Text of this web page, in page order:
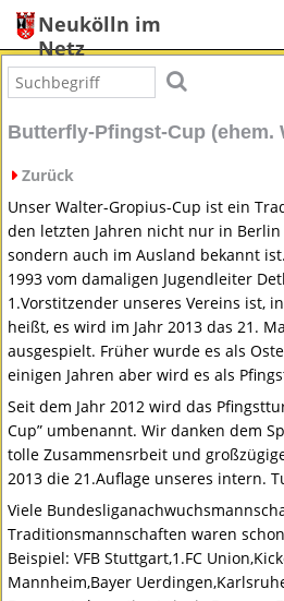
Neukölln im
Netz
Butterfly-Pfingst-Cup (ehem.
Zurück
Unser Walter-Gropius-Cup ist ein
den letzten Jahren nicht nur in
sondern auch im Ausland bekannt
1993 vom damaligen Jugendleiter
1.Vorstitzender unseres Vereins ist,
heißt, es wird im Jahr 2013 das 21.
ausgespielt. Früher wurde es als
einigen Jahren aber wird es als
Seit dem Jahr 2012 wird das
Cup” umbenannt. Wir danken dem
tolle Zusammensrbeit und
2013 die 21.Auflage unseres intern.
Viele
Traditionsmannschaften waren
Beispiel:VFB Stuttgart,1.FC
Mannheim,Bayer